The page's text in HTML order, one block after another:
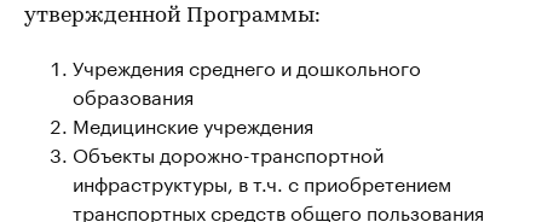
утвержденной Программы:
Учреждения среднего и дошкольного
образования
Медицинские учреждения
Объекты дорожно-транспортной
инфраструктуры, в т.ч. с приобретением
транспортных средств общего пользования